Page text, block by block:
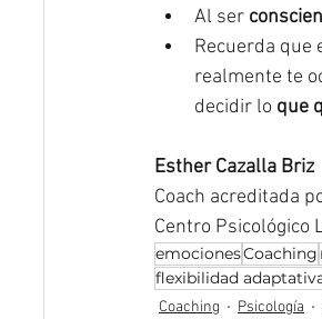
Al ser
Recuerda que
realmente te
decidir lo que
Esther Cazalla Briz
Coach acreditada
Centro Psicológico
emocionesCoaching
flexibilidad
Coaching Psicología